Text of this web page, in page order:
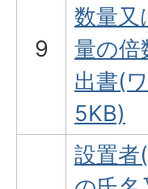
9
数量又
量の倍
出書(
5KB)
設置者